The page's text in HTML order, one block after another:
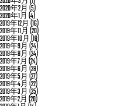
2020年2月 (5)
2020年1月 (4)
2019年12月 (16)
2019年11月 (20)
2019年10月(18)
2019年9月 (24)
2019年8月 (24)
2019年7月 (24)
2019年6月 (28)
2019年5月 (27)
2019年4月 (22)
2019年3月 (25)
2019年2月 (20)